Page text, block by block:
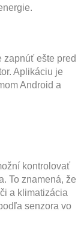
zapnúť ešte pred
Aplikáciu je
Android a
kontrolovať
To znamená, že
a klimatizácia
senzora vo